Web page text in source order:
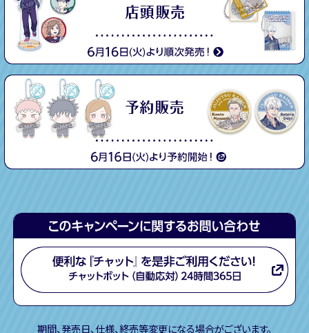
期間、発売日、仕様、終売等変更になる場合がございます。